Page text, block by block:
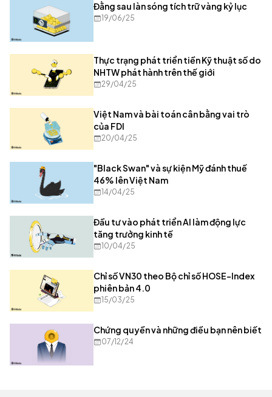
Đằng sau làn sóng tích trữ vàng kỷ lục
19/06/25
Thực trạng phát triển tiền Kỹ thuật số do
NHTW phát hành trên thế giới
29/04/25
Việt Nam và bài toán cân bằng vai trò
của FDI
20/04/25
"Black Swan" và sự kiện Mỹ đánh thuế
46% lên Việt Nam
14/04/25
Đầu tư vào phát triển AI làm động lực
tăng trưởng kinh tế
10/04/25
Chỉ số VN30 theo Bộ chỉ số HOSE-Index
phiên bản 4.0
15/03/25
Chứng quyền và những điều bạn nên biết
07/12/24